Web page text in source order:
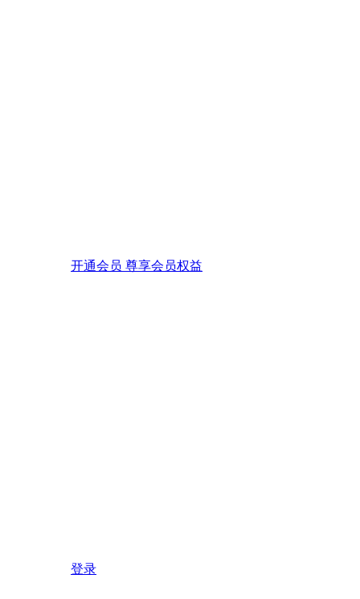
开通会员 尊享会员权益
登录